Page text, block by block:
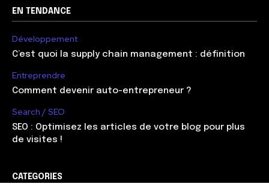
EN TENDANCE
Développement
C’est quoi la supply chain management : définition
Entreprendre
Comment devenir auto-entrepreneur ?
Search / SEO
SEO : Optimisez les articles de votre blog pour plus
de visites !
CATEGORIES